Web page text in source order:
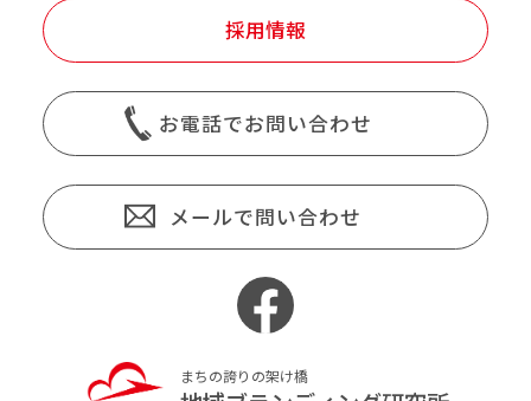
採用情報
お電話でお問い合わせ
メールで問い合わせ
まちの誇りの架け橋